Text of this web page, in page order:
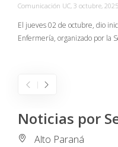
Comunicación UC, 3 octubre, 2025
El jueves 02 de octubre, dio
Enfermería, organizado por la
Noticias por
Alto Paraná